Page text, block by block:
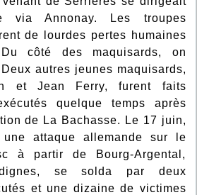
via Annonay. Les troupes
de lourdes pertes humaines
côté des maquisards, on
autres jeunes maquisards,
et Jean Ferry, furent faits
quelque temps après
de La Bachasse. Le 17 juin,
attaque allemande sur le
à partir de Bourg-Argental,
se solda par deux
et une dizaine de victimes